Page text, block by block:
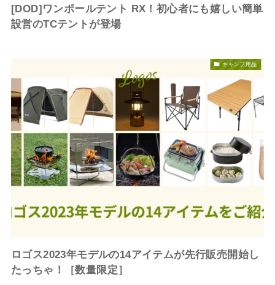
[DOD]ワンポールテント RX！初心者にも嬉しい簡単
設営のTCテントが登場
キャンプ用品
ロゴス2023年モデルの14アイテムが先行販売開始し
たっちゃ！［数量限定］